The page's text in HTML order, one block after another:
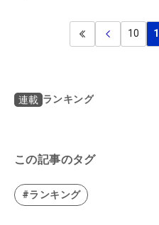
10
連載 ランキング
この記事のタグ
#ランキング